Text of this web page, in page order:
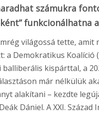
számukra
funkcionálhatna
világossá tette, amit
a Demokratikus Koalíció
kispárttal, a
már nélkülük
alakítani – kezdte
Dániel. A XXI. Század